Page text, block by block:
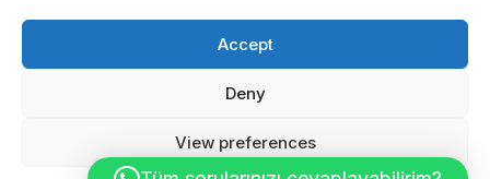
Accept
Deny
View preferences
© Copyright 2009 - 2025 InvestGreece. All Rights